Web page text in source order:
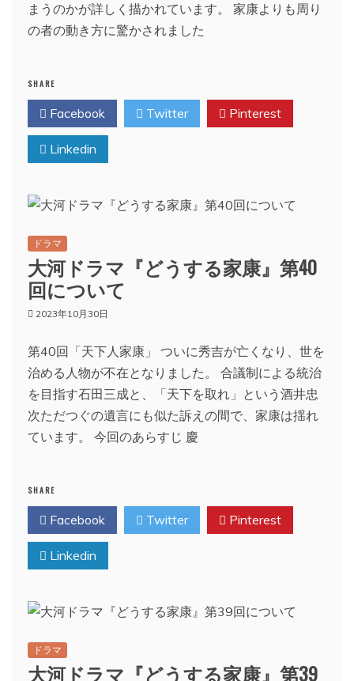
まうのかが詳しく描かれています。 家康よりも周り
の者の動き方に驚かされました
SHARE
Facebook Twitter Pinterest
Linkedin
ドラマ
大河ドラマ『どうする家康』第40
回について
2023年10月30日
第40回「天下人家康」 ついに秀吉が亡くなり、世を
治める人物が不在となりました。 合議制による統治
を目指す石田三成と、「天下を取れ」という酒井忠
次ただつぐの遺言にも似た訴えの間で、家康は揺れ
ています。 今回のあらすじ 慶
SHARE
Facebook Twitter Pinterest
Linkedin
ドラマ
大河ドラマ『どうする家康』第39